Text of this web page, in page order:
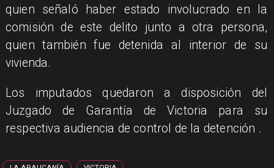
quien señaló haber estado involucrado en la
comisión de este delito junto a otra persona,
quien también fue detenida al interior de su
vivienda.
​Los imputados quedaron a disposición del
Juzgado de Garantía de Victoria para su
respectiva audiencia de control de la detención .